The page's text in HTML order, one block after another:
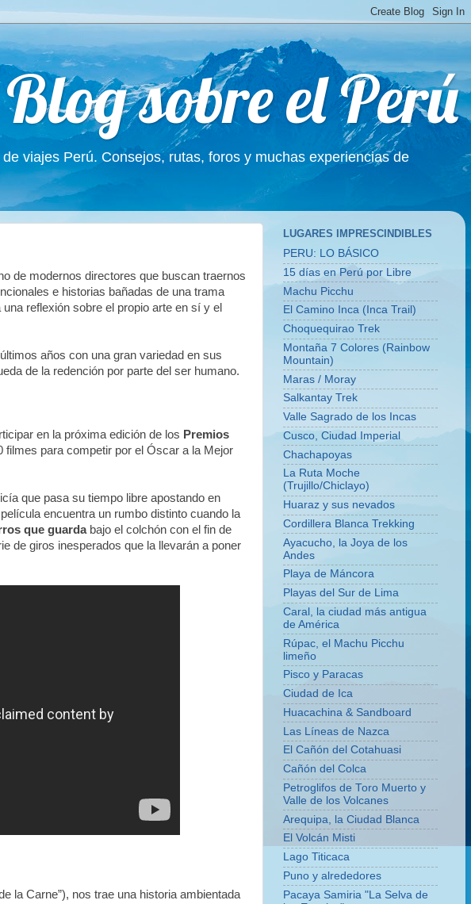
sobre el Perú
viajes Perú. Consejos, rutas, foros y muchas experiencias de
de modernos directores que buscan traernos
e historias bañadas de una trama
reflexión sobre el propio arte en sí y el
años con una gran variedad en sus
de la redención por parte del ser humano.
en la próxima edición de los Premios
para competir por el Óscar a la Mejor
que pasa su tiempo libre apostando en
encuentra un rumbo distinto cuando la
que guardabajo el colchón con el fin de
de giros inesperados que la llevarán a poner
la Carne”), nos trae una historia ambientada
LUGARES IMPRESCINDIBLES
PERU: LO BÁSICO
15 días en Perú por Libre
Machu Picchu
El Camino Inca (Inca Trail)
Choquequirao Trek
Montaña 7 Colores (Rainbow
Mountain)
Maras / Moray
Salkantay Trek
Valle Sagrado de los Incas
Cusco, Ciudad Imperial
Chachapoyas
La Ruta Moche
(Trujillo/Chiclayo)
Huaraz y sus nevados
Cordillera Blanca Trekking
Ayacucho, la Joya de los
Andes
Playa de Máncora
Playas del Sur de Lima
Caral, la ciudad más antigua
de América
Rúpac, el Machu Picchu
limeño
Pisco y Paracas
Ciudad de Ica
Huacachina & Sandboard
Las Líneas de Nazca
El Cañón del Cotahuasi
Cañón del Colca
Petroglifos de Toro Muerto y
Valle de los Volcanes
Arequipa, la Ciudad Blanca
El Volcán Misti
Lago Titicaca
Puno y alrededores
Pacaya Samiria "La Selva de